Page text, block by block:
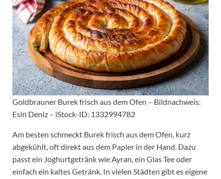
Goldbrauner Burek frisch aus dem Ofen – Bildnachweis:
Esin Deniz – iStock-ID: 1332994782
Am besten schmeckt Burek frisch aus dem Ofen, kurz
abgekühlt, oft direkt aus dem Papier in der Hand. Dazu
passt ein Joghurtgetränk wie Ayran, ein Glas Tee oder
einfach ein kaltes Getränk. In vielen Städten gibt es eigene